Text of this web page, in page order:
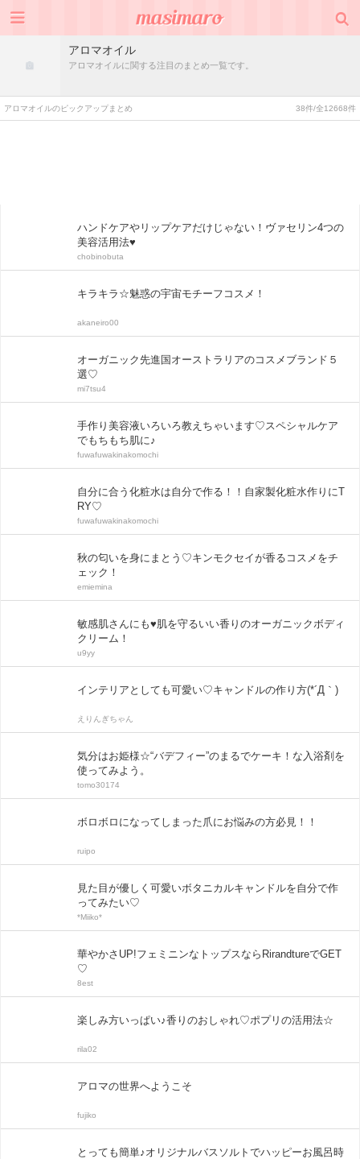
アロマオイル
アロマオイルに関する注目のまとめ一覧です。
アロマオイルのピックアップまとめ 38件/全12668件
ハンドケアやリップケアだけじゃない！ヴァセリン4つの
美容活用法♥
chobinobuta
キラキラ☆魅惑の宇宙モチーフコスメ！
akaneiro00
オーガニック先進国オーストラリアのコスメブランド５
選♡
mi7tsu4
手作り美容液いろいろ教えちゃいます♡スペシャルケア
でもちもち肌に♪
fuwafuwakinakomochi
自分に合う化粧水は自分で作る！！自家製化粧水作りにT
RY♡
fuwafuwakinakomochi
秋の匂いを身にまとう♡キンモクセイが香るコスメをチ
ェック！
emiemina
敏感肌さんにも♥肌を守るいい香りのオーガニックボディ
クリーム！
u9yy
インテリアとしても可愛い♡キャンドルの作り方(*´Д｀)
えりんぎちゃん
気分はお姫様☆“バデフィー”のまるでケーキ！な入浴剤を
使ってみよう。
tomo30174
ボロボロになってしまった爪にお悩みの方必見！！
ruipo
見た目が優しく可愛いボタニカルキャンドルを自分で作
ってみたい♡
*Miiko*
華やかさUP!フェミニンなトップスならRirandtureでGET
♡
8est
楽しみ方いっぱい♪香りのおしゃれ♡ポプリの活用法☆
rila02
アロマの世界へようこそ
fujiko
とっても簡単♪オリジナルバスソルトでハッピーお風呂時